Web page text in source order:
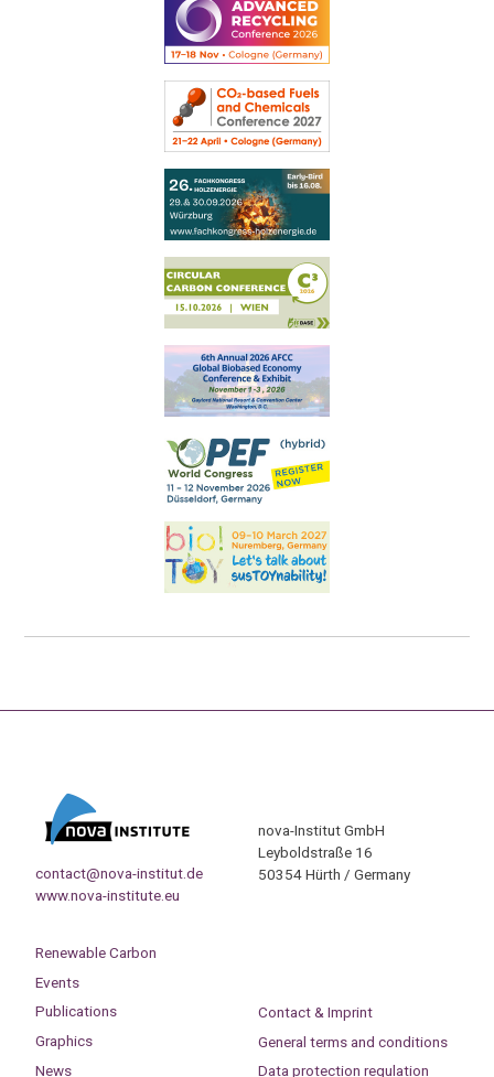
contact@nova-institut.de
www.nova-institute.eu
nova-Institut GmbH
Leyboldstraße 16
50354 Hürth / Germany
Renewable Carbon
Events
Publications
Graphics
News
Contact & Imprint
General terms and conditions
Data protection regulation